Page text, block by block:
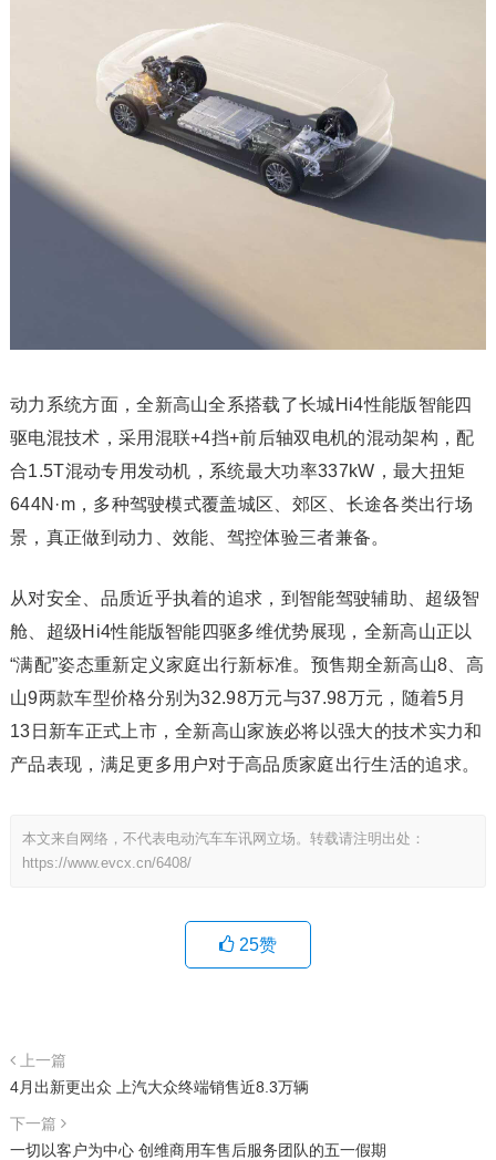
动力系统方面，全新高山全系搭载了长城Hi4性能版智能四
驱电混技术，采用混联+4挡+前后轴双电机的混动架构，配
合1.5T混动专用发动机，系统最大功率337kW，最大扭矩
644N·m，多种驾驶模式覆盖城区、郊区、长途各类出行场
景，真正做到动力、效能、驾控体验三者兼备。
从对安全、品质近乎执着的追求，到智能驾驶辅助、超级智
舱、超级Hi4性能版智能四驱多维优势展现，全新高山正以
“满配”姿态重新定义家庭出行新标准。预售期全新高山8、高
山9两款车型价格分别为32.98万元与37.98万元，随着5月
13日新车正式上市，全新高山家族必将以强大的技术实力和
产品表现，满足更多用户对于高品质家庭出行生活的追求。
本文来自网络，不代表电动汽车车讯网立场。转载请注明出处：
https://www.evcx.cn/6408/
25赞
上一篇
4月出新更出众 上汽大众终端销售近8.3万辆
下一篇
一切以客户为中心 创维商用车售后服务团队的五一假期